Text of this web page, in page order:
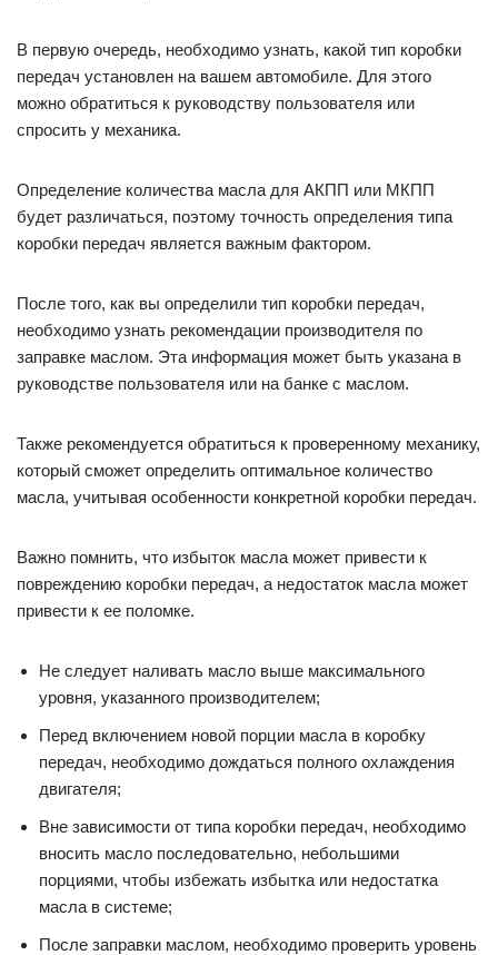
В первую очередь, необходимо узнать, какой тип коробки
передач установлен на вашем автомобиле. Для этого
можно обратиться к руководству пользователя или
спросить у механика.
Определение количества масла для АКПП или МКПП
будет различаться, поэтому точность определения типа
коробки передач является важным фактором.
После того, как вы определили тип коробки передач,
необходимо узнать рекомендации производителя по
заправке маслом. Эта информация может быть указана в
руководстве пользователя или на банке с маслом.
Также рекомендуется обратиться к проверенному механику,
который сможет определить оптимальное количество
масла, учитывая особенности конкретной коробки передач.
Важно помнить, что избыток масла может привести к
повреждению коробки передач, а недостаток масла может
привести к ее поломке.
Не следует наливать масло выше максимального
уровня, указанного производителем;
Перед включением новой порции масла в коробку
передач, необходимо дождаться полного охлаждения
двигателя;
Вне зависимости от типа коробки передач, необходимо
вносить масло последовательно, небольшими
порциями, чтобы избежать избытка или недостатка
масла в системе;
После заправки маслом, необходимо проверить уровень